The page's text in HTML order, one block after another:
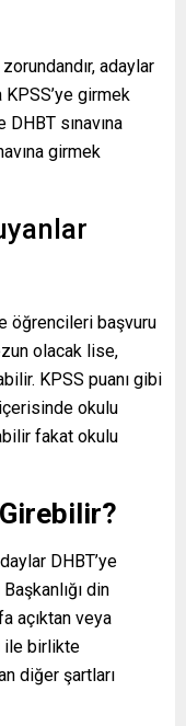
adaylar
girmek
sınavına
girmek
öğrencileri başvuru
olacak lise,
KPSS puanı gibi
okulu
fakat okulu
DHBT’ye
din
açıktan veya
ile birlikte
diğer şartları